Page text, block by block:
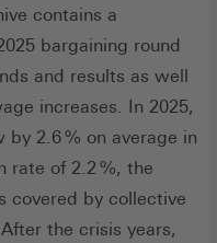
contains a
bargaining round
and results as well
increases. In 2025,
2.6 % on average in
rate of 2.2 %, the
covered by collective
the crisis years,